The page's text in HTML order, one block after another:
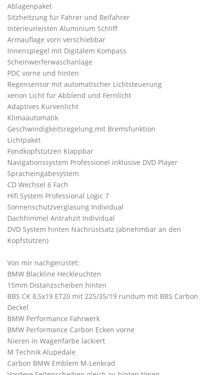
Ablagenpaket
Sitzheitzung für Fahrer und Beifahrer
Interieurleisten Aluminium Schliff
Armauflage vorn verschiebbar
Innenspiegel mit Digitalem Kompass
Scheinwerferwaschanlage
PDC vorne und hinten
Regensensor mit automatischer Lichtsteuerung
xenon Licht für Abblend und Fernlicht
Adaptives Kurvenlicht
Klimaautomatik
Geschwindigkeitsregelung mit Bremsfunktion
Lichtpaket
Fondkopfstützen Klappbar
Navigationssystem Professionel inklusive DVD Player
Spracheingabesystem
CD Wechsel 6 Fach
Hifi System Professional Logic 7
Sonnenschutzverglasung Individual
Dachhimmel Antrahzit Individual
DVD System hinten Nachrüstsatz (abnehmbar an den
Kopfstützen)
Von mir nachgerüstet:
BMW Blackline Heckleuchten
15mm Distanzscheiben hinten
BBS CK 8,5x19 ET20 mit 225/35/19 rundum mit BBS Carbon
Deckel
BMW Performance Fahrwerk
BMW Performance Carbon Ecken vorne
Nieren in Wagenfarbe lackiert
M Technik Alupedale
Carbon BMW Emblem M-Lenkrad